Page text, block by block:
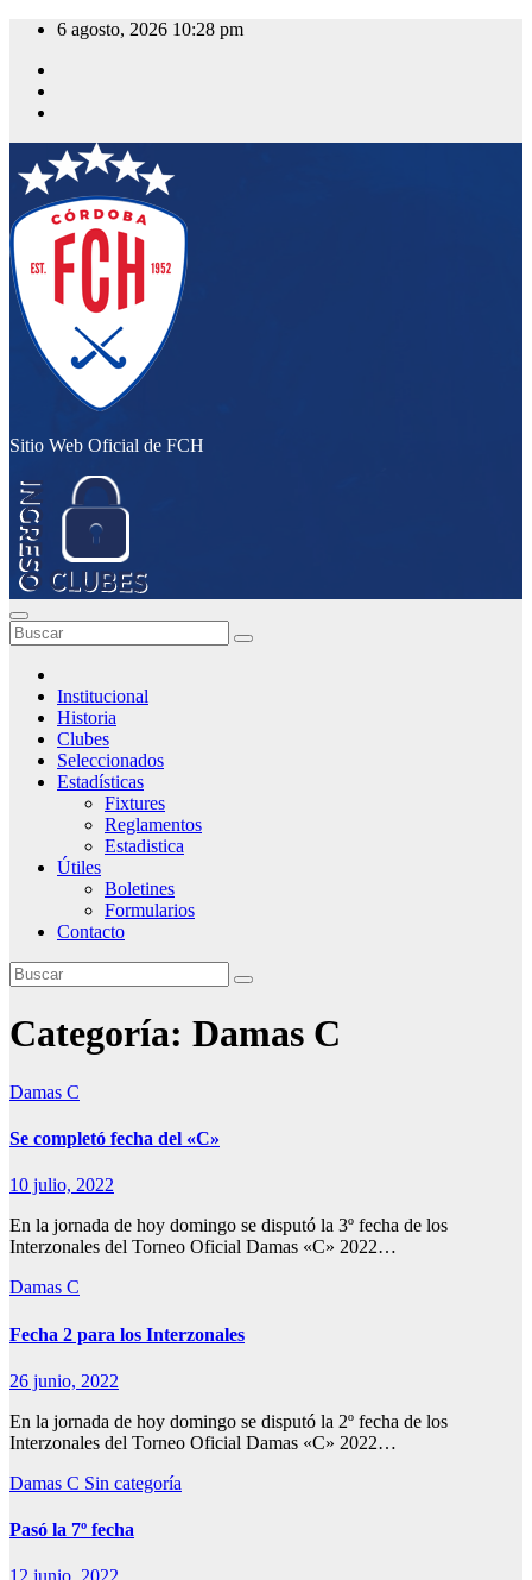
Saltar
contenido
6 agosto, 2026 10:28 pm
Sitio Web Oficial de FCH
Institucional
Historia
Clubes
Seleccionados
Estadísticas
Fixtures
Reglamentos
Estadistica
Útiles
Boletines
Formularios
Contacto
Categoría: Damas C
Damas C
Se completó fecha del «C»
10 julio, 2022
En la jornada de hoy domingo se disputó la 3º fecha de los
Interzonales del Torneo Oficial Damas «C» 2022…
Damas C
Fecha 2 para los Interzonales
26 junio, 2022
En la jornada de hoy domingo se disputó la 2º fecha de los
Interzonales del Torneo Oficial Damas «C» 2022…
Damas C Sin categoría
Pasó la 7º fecha